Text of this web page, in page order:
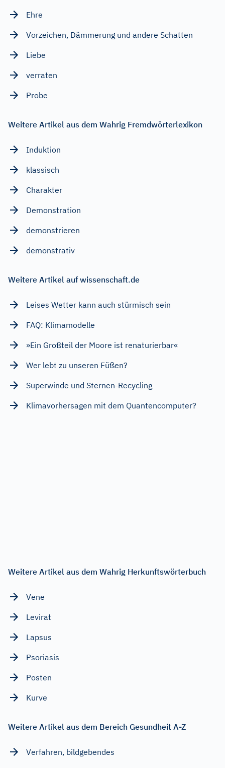
Ehre
Vorzeichen, Dämmerung und andere Schatten
Liebe
verraten
Probe
Weitere Artikel aus dem Wahrig Fremdwörterlexikon
Induktion
klassisch
Charakter
Demonstration
demonstrieren
demonstrativ
Weitere Artikel auf wissenschaft.de
Leises Wetter kann auch stürmisch sein
FAQ: Klimamodelle
»Ein Großteil der Moore ist renaturierbar«
Wer lebt zu unseren Füßen?
Superwinde und Sternen-Recycling
Klimavorhersagen mit dem Quantencomputer?
Weitere Artikel aus dem Wahrig Herkunftswörterbuch
Vene
Levirat
Lapsus
Psoriasis
Posten
Kurve
Weitere Artikel aus dem Bereich Gesundheit A-Z
Verfahren, bildgebendes